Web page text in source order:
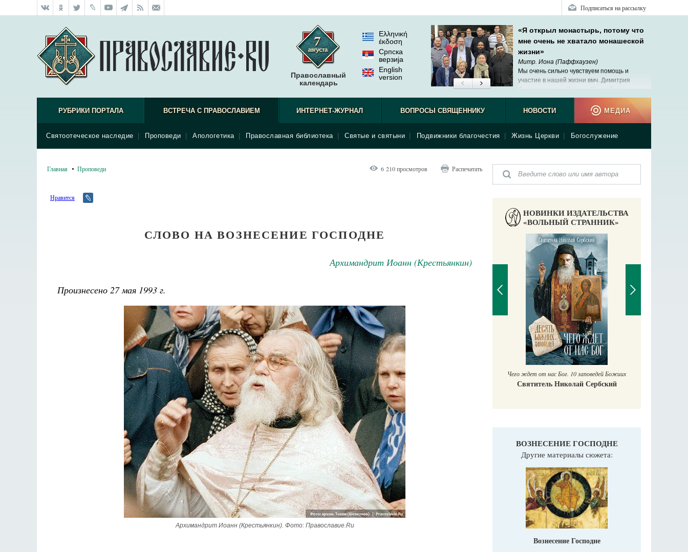
Подписаться на рассылку
Православный
календарь
Ελληνική
έκδοση
Српска
верзиjа
English
version
«Я открыл монастырь, потому что
мне очень не хватало монашеской
жизни»
Митр. Иона (Паффхаузен)
Мы очень сильно чувствуем помощь и
участие в нашей жизни вмч. Димитрия
нашего недавно почившего первоиерарха
Илариона (Капрала).
РУБРИКИ ПОРТАЛА ВСТРЕЧА С ПРАВОСЛАВИЕМ
Святоотеческое наследие Проповеди Апологетика Православная библиотека Святые и святыни Подвижники благочестия Жизнь Церкви Богослужение
ИНТЕРНЕТ-ЖУРНАЛ ВОПРОСЫ СВЯЩЕННИКУ НОВОСТИ МЕДИА
Главная Проповеди 6 210 просмотров Распечатать
Нравится
СЛОВО НА ВОЗНЕСЕНИЕ ГОСПОДНЕ
Архимандрит Иоанн (Крестьянкин)
Произнесено 27 мая 1993 г.
Архимандрит Иоанн (Крестьянкин). Фото: Православие.Ru
НОВИНКИ ИЗДАТЕЛЬСТВА
«ВОЛЬНЫЙ СТРАННИК»
Разлуки не будет
Фредерика де Грааф Как найти своё место в жизни
Кирилл Мурышев
Великомученик Георгий Победоносец. Научись у
Роман Котов Чего ждет от нас Бог. 10 заповедей Божиих
Святитель Николай Сербский
ВОЗНЕСЕНИЕ ГОСПОДНЕ
Другие материалы сюжета:
Вознесение Господне